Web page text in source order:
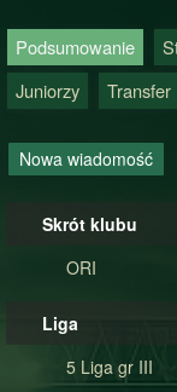
Podsumowanie
Juniorzy
Transfer
Nowa wiadomość
Skrót klubu
ORI
Liga
5 Liga gr III